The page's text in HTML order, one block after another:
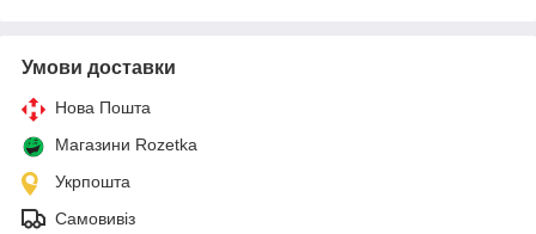
Умови доставки
Нова Пошта
Магазини Rozetka
Укрпошта
Самовивіз